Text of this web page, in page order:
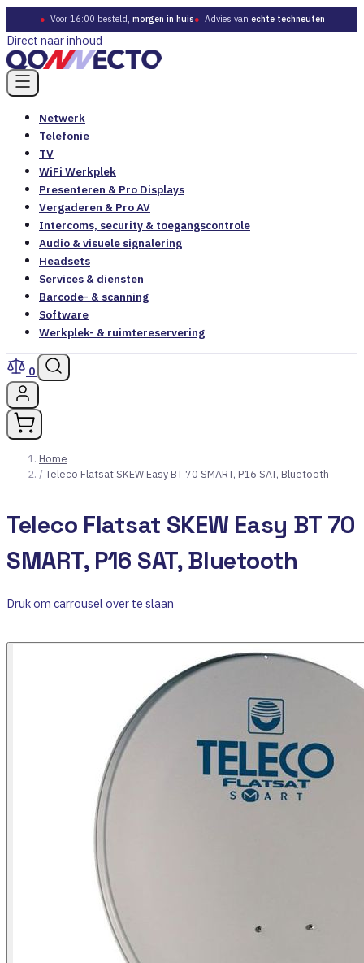
● Voor 16:00 besteld, morgen in huis● Advies van echte techneuten
Direct naar inhoud
Netwerk
Telefonie
TV
WiFi Werkplek
Presenteren & Pro Displays
Vergaderen & Pro AV
Intercoms, security & toegangscontrole
Audio & visuele signalering
Headsets
Services & diensten
Barcode- & scanning
Software
Werkplek- & ruimtereservering
0
Home
/ Teleco Flatsat SKEW Easy BT 70 SMART, P16 SAT, Bluetooth
Teleco Flatsat SKEW Easy BT 70
SMART, P16 SAT, Bluetooth
Druk om carrousel over te slaan